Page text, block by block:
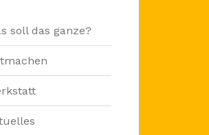
soll das ganze?